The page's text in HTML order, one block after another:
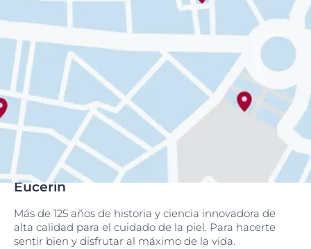
Eucerin
Más de 125 años de historia y ciencia innovadora de
alta calidad para el cuidado de la piel. Para hacerte
sentir bien y disfrutar al máximo de la vida.